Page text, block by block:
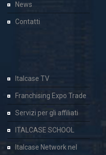
News
Contatti
Italcase TV
Franchising Expo Trade
Servizi per gli affiliati
ITALCASE SCHOOL
Italcase Network nel